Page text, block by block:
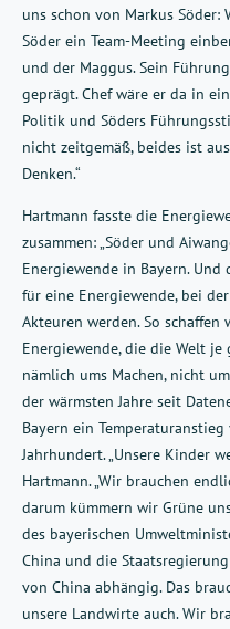
uns schon von Markus Söder:
Söder ein Team-Meeting
und der Maggus. Sein
geprägt. Chef wäre er da in
Politik und Söders
nicht zeitgemäß, beides ist
Denken.“
Hartmann fasste die
zusammen: „Söder und
Energiewende in Bayern. Und
für eine Energiewende, bei
Akteuren werden. So
Energiewende, die die Welt je
nämlich ums Machen, nicht
der wärmsten Jahre seit
Bayern ein
Jahrhundert. „Unsere Kinder
Hartmann. „Wir brauchen
darum kümmern wir Grüne
des bayerischen
China und die
von China abhängig. Das
unsere Landwirte auch. Wir